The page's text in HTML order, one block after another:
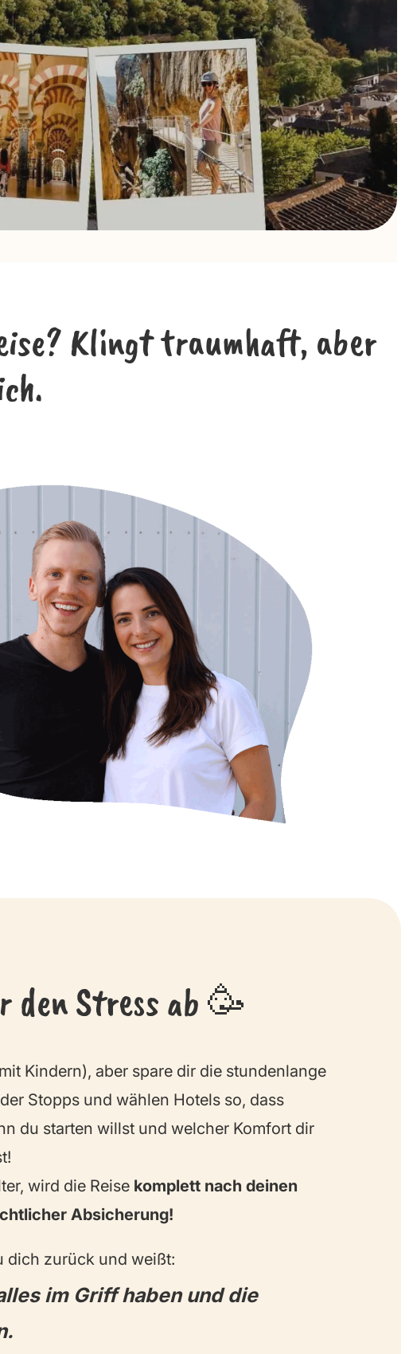
Klingt traumhaft, aber
.
den Stress ab 🥳
Kindern), aber spare dir die stundenlange
Stopps und wählen Hotels so, dass
du starten willst und welcher Komfort dir
wird die Reise komplett nach deinen
Absicherung!
dich zurück und weißt:
im Griff haben und die